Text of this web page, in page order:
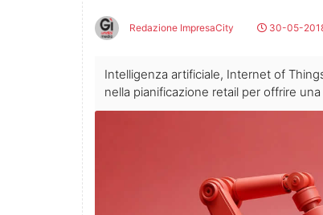
Redazione ImpresaCity 30-05-
Intelligenza artificiale, Internet of
nella pianificazione retail per offrire